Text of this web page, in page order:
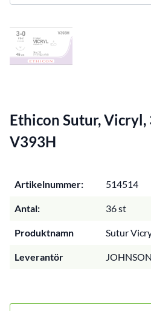
Ethicon Sutur, Vicryl,
V393H
Artikelnummer: 514514
Antal: 36 st
Produktnamn Sutur
Leverantör